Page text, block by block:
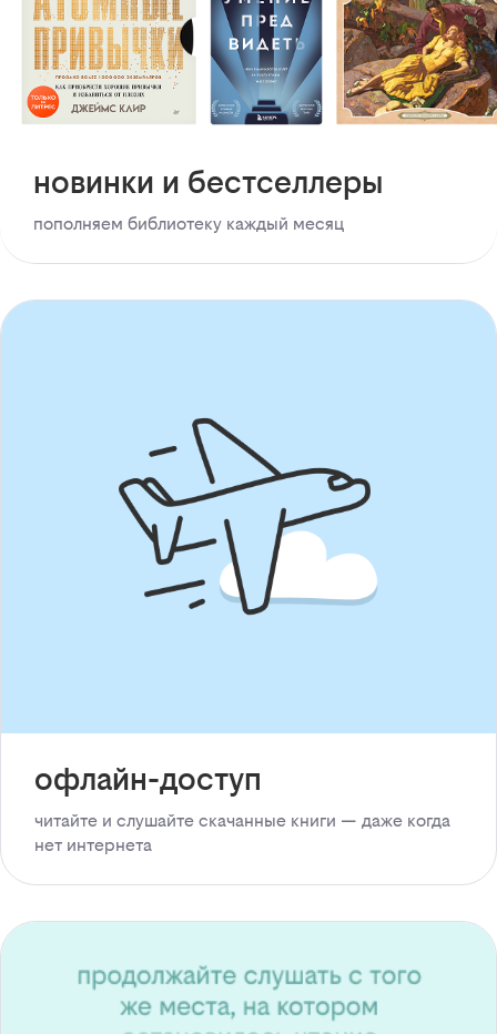
новинки и бестселлеры
пополняем библиотеку каждый месяц
офлайн-доступ
читайте и слушайте скачанные книги — даже когда
нет интернета